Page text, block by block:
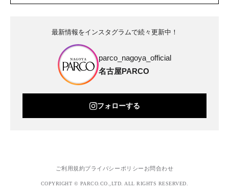
最新情報をインスタグラムで続々更新中！
parco_nagoya_official
名古屋PARCO
フォローする
ご利用規約プライバシーポリシー お問合わせ
COPYRIGHT © PARCO.CO.,LTD. ALL RIGHTS RESERVED.